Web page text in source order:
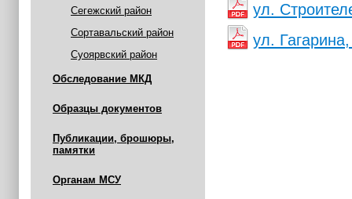
Сегежский район
Сортавальский район
Суоярвский район
Обследование МКД
Образцы документов
Публикации, брошюры,
памятки
Органам МСУ
ул.
ул.